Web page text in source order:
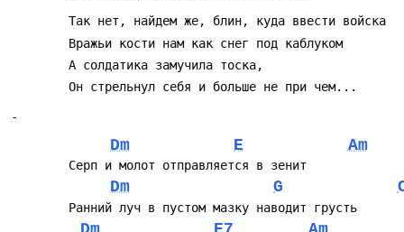
		Так нет, найдем же, блин, куда ввести войска
		Вражьи кости нам как снег под каблуком
		А солдатика замучила тоска,
		Он стрельнул себя и больше не при чем...
-
Dm E Am
		Серп и молот отправляется в зенит
Dm G
		Ранний луч в пустом мазку наводит грусть